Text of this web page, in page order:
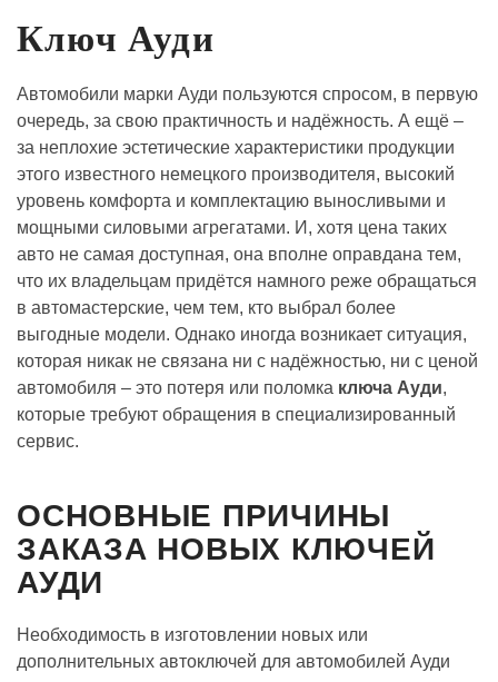
Ключ Ауди
Автомобили марки Ауди пользуются спросом, в первую
очередь, за свою практичность и надёжность. А ещё –
за неплохие эстетические характеристики продукции
этого известного немецкого производителя, высокий
уровень комфорта и комплектацию выносливыми и
мощными силовыми агрегатами. И, хотя цена таких
авто не самая доступная, она вполне оправдана тем,
что их владельцам придётся намного реже обращаться
в автомастерские, чем тем, кто выбрал более
выгодные модели. Однако иногда возникает ситуация,
которая никак не связана ни с надёжностью, ни с ценой
автомобиля – это потеря или поломка ключа Ауди,
которые требуют обращения в специализированный
сервис.
ОСНОВНЫЕ ПРИЧИНЫ
ЗАКАЗА НОВЫХ КЛЮЧЕЙ
АУДИ
Необходимость в изготовлении новых или
дополнительных автоключей для автомобилей Ауди